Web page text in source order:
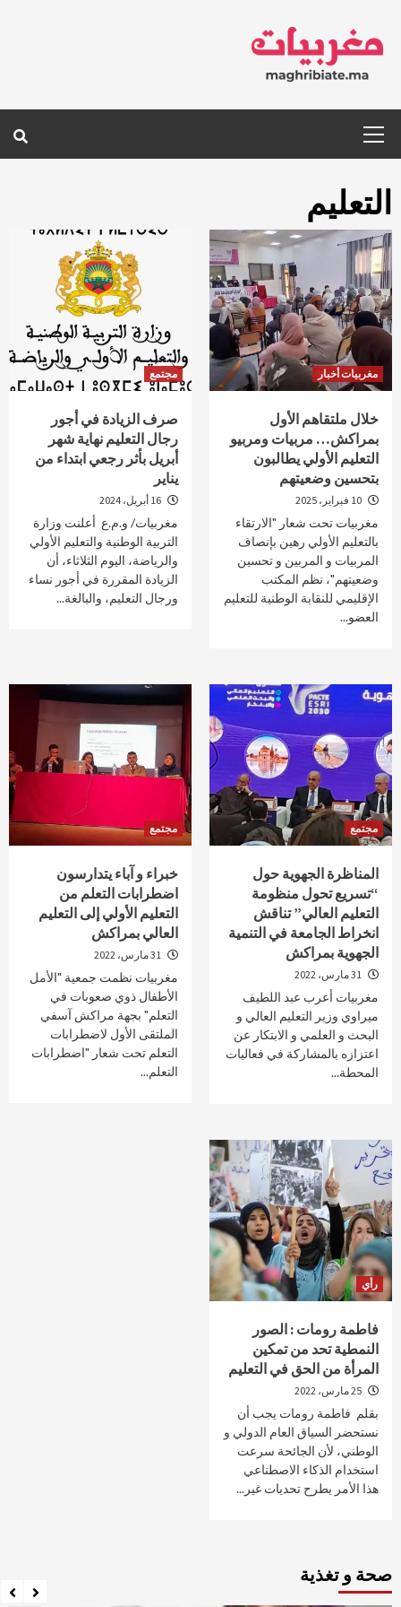
content
Menu
التعليم
مغربيات أخبار
خلال ملتقاهم الأول
بمراكش… مربيات ومربيو
التعليم الأولي يطالبون
بتحسين وضعيتهم
مغربيات تحت شعار "الارتقاء
بالتعليم الأولي رهين بإنصاف
المربيات و المربين و تحسين
وضعيتهم"، نظم المكتب
الإقليمي للنقابة الوطنية للتعليم
العضو...
مجتمع
صرف الزيادة في أجور
رجال التعليم نهاية شهر
أبريل بأثر رجعي ابتداء من
يناير
مغربيات/ و.م.ع أعلنت وزارة
التربية الوطنية والتعليم الأولي
والرياضة، اليوم الثلاثاء، أن
الزيادة المقررة في أجور نساء
ورجال التعليم، والبالغة...
مجتمع
المناظرة الجهوية حول
“تسريع تحول منظومة
التعليم العالي” تناقش
انخراط الجامعة في التنمية
الجهوية بمراكش
مغربيات أعرب عبد اللطيف
ميراوي وزير التعليم العالي و
البحث و العلمي و الابتكار عن
اعتزازه بالمشاركة في فعاليات
المحطة...
مجتمع
خبراء و آباء يتدارسون
اضطرابات التعلم من
التعليم الأولي إلى التعليم
العالي بمراكش
مغربيات نظمت جمعية "الأمل
الأطفال ذوي صعوبات في
التعلم" بجهة مراكش آسفي
الملتقى الأول لاضطرابات
التعلم تحت شعار "اضطرابات
التعلم...
رأي
فاطمة رومات : الصور
النمطية تحد من تمكين
المرأة من الحق في التعليم
بقلم فاطمة رومات يجب أن
نستحضر السياق العام الدولي و
الوطني، لأن الجائحة سرعت
استخدام الذكاء الاصطناعي
هذا الأمر يطرح تحديات غير...
صحة و تغذية